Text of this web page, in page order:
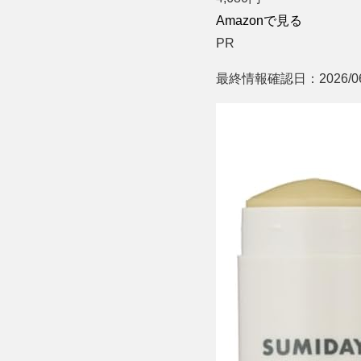
Amazonで見る
PR
最終情報確認日：2026/